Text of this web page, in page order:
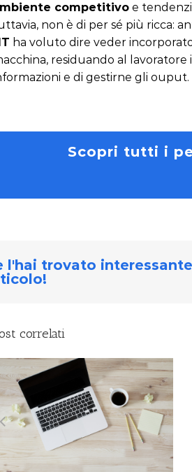
competitivoe
non è di per sé più ricca:
ha voluto dire veder
residuando al
e di gestirne gli ouput.
Scopri tutti i
l'hai trovato
correlati
SMART WORK E SOFT
SKILL (PARTE 2)